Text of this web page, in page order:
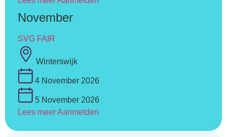
November
SVG FAIR
Winterswijk
4 November 2026
5 November 2026
Lees meerAanmelden